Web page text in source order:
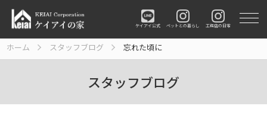
ケイアイ公式 ペットとの暮らし 工務店の日常
ホーム スタッフブログ 忘れた頃に
スタッフブログ